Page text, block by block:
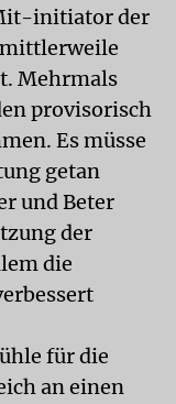
initiator der
mittlerweile
Mehrmals
provisorisch
Es müsse
getan
und Beter
der
die
für die
an einen